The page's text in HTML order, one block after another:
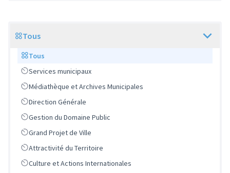
Scope
Tous
ScopeTous
ScopeServices municipaux
ScopeMédiathèque et Archives Municipales
ScopeDirection Générale
ScopeGestion du Domaine Public
ScopeGrand Projet de Ville
ScopeAttractivité du Territoire
ScopeCulture et Actions Internationales